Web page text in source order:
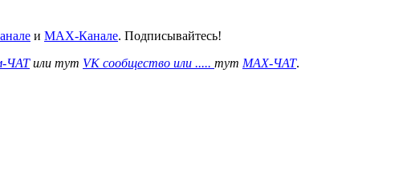
и MAX-Канале. Подписывайтесь!
ЧАТили тут VK сообщество или ..... тут MAX-ЧАТ.